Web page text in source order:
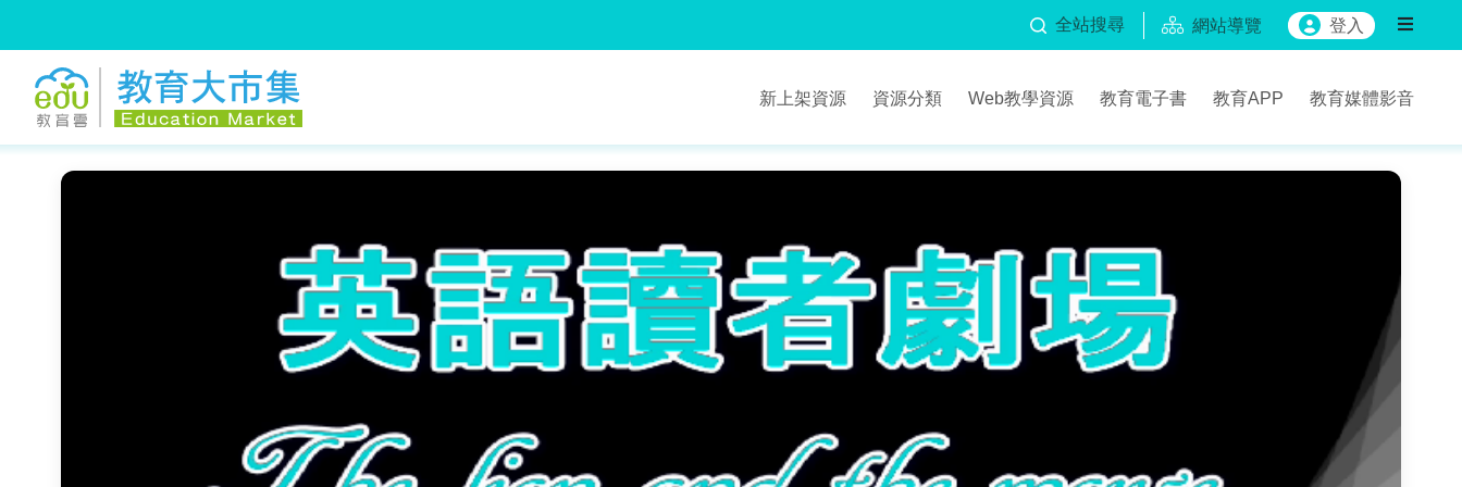
全站搜尋 網站導覽 登入
新上架資源 資源分類 Web教學資源 教育電子書 教育APP 教育媒體影音